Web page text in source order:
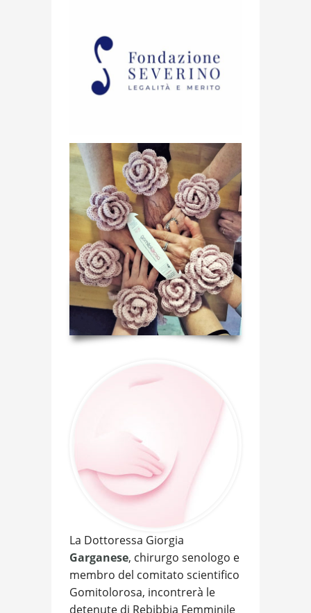
La Dottoressa Giorgia
Garganese, chirurgo senologo e
membro del comitato scientifico
Gomitolorosa, incontrerà le
detenute di Rebibbia Femminile